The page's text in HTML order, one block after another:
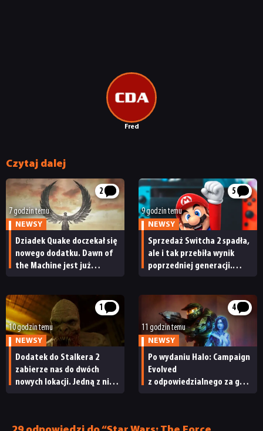
Fred
Czytaj dalej
2
7 godzin temu
NEWSY
Dziadek Quake doczekał się
nowego dodatku. Dawn of
the Machine jest już
5
9 godzin temu
NEWSY
Sprzedaż Switcha 2 spadła,
ale i tak przebiła wynik
poprzedniej generacji.
1
10 godzin temu
NEWSY
Dodatek do Stalkera 2
zabierze nas do dwóch
nowych lokacji. Jedną z nich
4
11 godzin temu
NEWSY
Po wydaniu Halo: Campaign
Evolved
z odpowiedzialnego za grę